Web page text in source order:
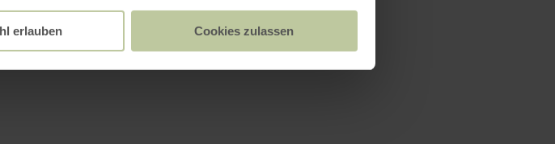
erlauben Cookies zulassen